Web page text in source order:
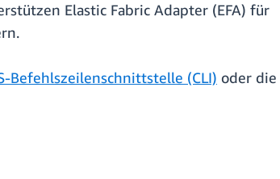
Elastic Fabric Adapter (EFA) für
Befehlszeilenschnittstelle (CLI) oder die